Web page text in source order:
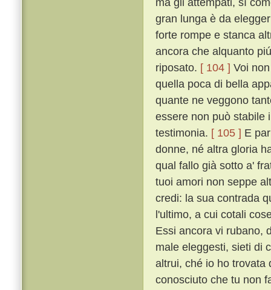
gran lunga è da
forte rompe e stanca
ancora che alquanto
riposato. [ 104 ] Voi
quella poca di bella
quante ne veggono
essere non può stabile
testimonia. [ 105 ] E
donne, né altra gloria
qual fallo già sotto a'
tuoi amori non seppe
credi: la sua contrada
l'ultimo, a cui cotali
Essi ancora vi rubano,
male eleggesti, sieti di
altrui, ché io ho trovata
conosciuto che tu non